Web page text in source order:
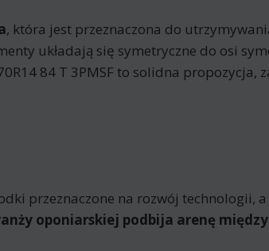
, która jest przeznaczona do
układają się symetryczne do osi
84 T 3PMSF to solidna propozycja,
przeznaczone na rozwój technologii,
oponiarskiej podbija arenę